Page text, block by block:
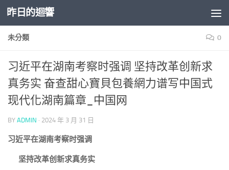
Skip to content
昨日的迴響
未分類 0
习近平在湖南考察时强调 坚持改革创新求
真务实 奋查甜心寶貝包養網力谱写中国式
现代化湖南篇章_中国网
BY ADMIN · 2024 年 3 月 31 日
习近平在湖南考察时强调
坚持改革创新求真务实